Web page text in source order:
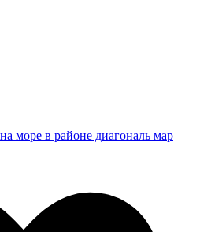
море в районе диагональ мар